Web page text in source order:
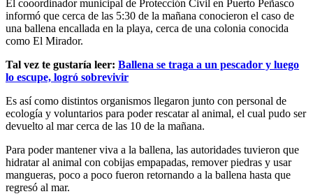
El cooordinador municipal de Protección Civil en Puerto Peñasco
informó que cerca de las 5:30 de la mañana conocieron el caso de
una ballena encallada en la playa, cerca de una colonia conocida
como El Mirador.
Tal vez te gustaría leer: Ballena se traga a un pescador y luego
lo escupe, logró sobrevivir
Es así como distintos organismos llegaron junto con personal de
ecología y voluntarios para poder rescatar al animal, el cual pudo ser
devuelto al mar cerca de las 10 de la mañana.
Para poder mantener viva a la ballena, las autoridades tuvieron que
hidratar al animal con cobijas empapadas, remover piedras y usar
mangueras, poco a poco fueron retornando a la ballena hasta que
regresó al mar.